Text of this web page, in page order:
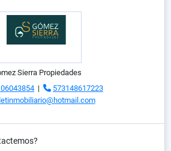
Sierra Propiedades
|
573148617223